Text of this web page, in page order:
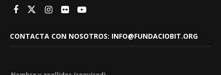
CONTACTA CON NOSOTROS: INFO@FUNDACIOBIT.ORG